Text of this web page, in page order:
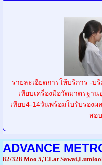
รายละเอียดการให้บริการ -
เทียบเครื่องมือวัดมาตรฐา
เทียบ4-14วันพร้อมใบรับรอง
สอ
ADVANCE
82/328 Moo 5,T.Lat